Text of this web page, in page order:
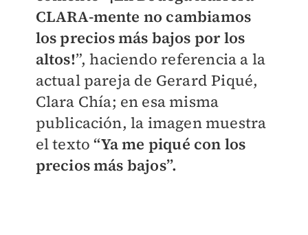
CLARA-mente no cambiamos
los precios más bajos por los
altos!”, haciendo referencia a la
actual pareja de Gerard Piqué,
Clara Chía; en esa misma
publicación, la imagen muestra
el texto“Ya me piqué con los
precios más bajos”.